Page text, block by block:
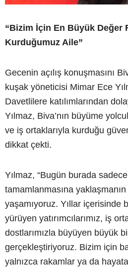
“Bizim İçin En Büyük Değer
Kurduğumuz Aile”
Gecenin açılış konuşmasını
kuşak yöneticisi Mimar Ece
Davetlilere katılımlarından
Yılmaz, Biva’nın büyüme
ve iş ortaklarıyla kurduğu
dikkat çekti.
Yılmaz, “Bugün burada
tamamlanmasına
yaşamıyoruz. Yıllar içerisinde
yürüyen yatırımcılarımız, iş
dostlarımızla büyüyen büyük
gerçekleştiriyoruz. Bizim için
yalnızca rakamlar ya da